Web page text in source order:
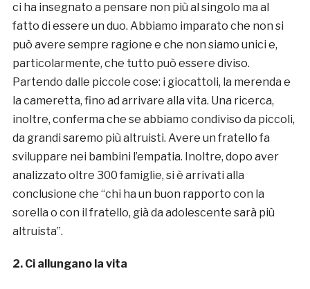
ci ha insegnato a pensare non più al singolo ma al
fatto di essere un duo. Abbiamo imparato che non si
può avere sempre ragione e che non siamo unici e,
particolarmente, che tutto può essere diviso.
Partendo dalle piccole cose: i giocattoli, la merenda e
la cameretta, fino ad arrivare alla vita. Una ricerca,
inoltre, conferma che se abbiamo condiviso da piccoli,
da grandi saremo più altruisti. Avere un fratello fa
sviluppare nei bambini l’empatia. Inoltre, dopo aver
analizzato oltre 300 famiglie, si è arrivati alla
conclusione che “chi ha un buon rapporto con la
sorella o con il fratello, già da adolescente sarà più
altruista”.
2. Ci allungano la vita